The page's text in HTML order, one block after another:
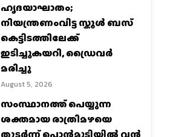
ഹൃദയാഘാതം;
നിയന്ത്രണംവിട്ട സ്കൂൾ ബസ്
കെട്ടിടത്തിലേക്ക്
ഇടിച്ചുകയറി, ഡ്രൈവർ
മരിച്ചു
August 5, 2026
സംസ്ഥാനത്ത് പെയ്യുന്ന
ശക്തമായ രാത്രിമഴയെ